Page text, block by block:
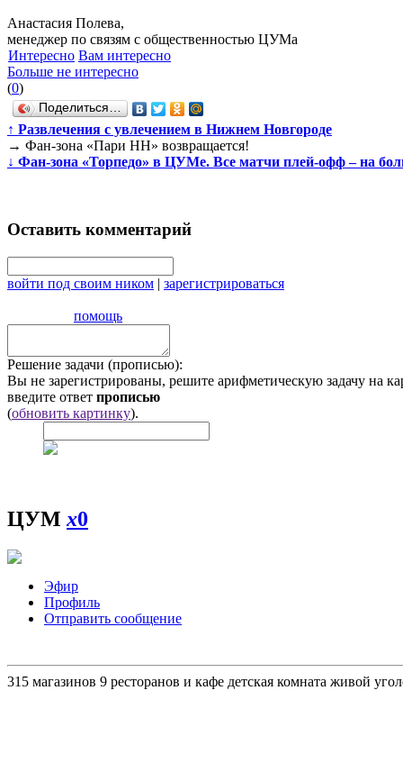
Анастасия Полева,
менеджер по связям с общественностью ЦУМа
Интересно Вам интересно
Больше не интересно
(0)
Поделиться…
↑ Развлечения с увлечением в Нижнем Новгороде
→ Фан-зона «Пари НН» возвращается!
↓ Фан-зона «Торпедо» в ЦУМе. Все матчи плей-офф – на
Оставить комментарий
войти под своим ником | зарегистрироваться
помощь
Решение задачи (прописью):
Вы не зарегистрированы, решите арифметическую задачу на
введите ответ прописью
(обновить картинку).
ЦУМx0
Эфир
Профиль
Отправить сообщение
315 магазинов 9 ресторанов и кафе детская комната живой